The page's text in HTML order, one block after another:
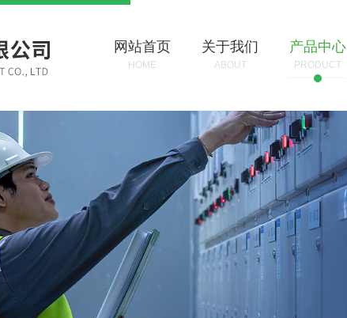
网站首页
HOME
关于我们
ABOUT
产品中心
PRODUCT